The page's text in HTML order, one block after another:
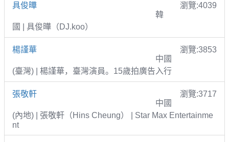
具俊曄
瀏覽:4039
韓
國 | 具俊曄（DJ.koo）
楊謹華
瀏覽:3853
中國
(臺灣) | 楊謹華，臺灣演員。15歲拍廣告入行
張敬軒
瀏覽:3717
中國
(內地) | 張敬軒（Hins Cheung） | Star Max Entertainme
nt